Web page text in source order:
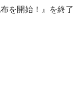
を開始！』を終了